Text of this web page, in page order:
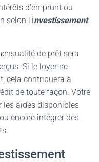
d’emprunt ou
selon l’investissement
de prêt sera
Si le loyer ne
cela contribuera à
de toute façon. Votre
les aides disponibles
encore intégrer des